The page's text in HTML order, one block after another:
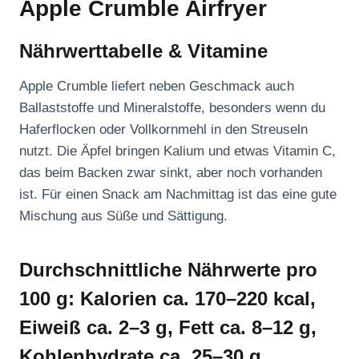
Apple Crumble Airfryer
Nährwerttabelle & Vitamine
Apple Crumble liefert neben Geschmack auch
Ballaststoffe und Mineralstoffe, besonders wenn du
Haferflocken oder Vollkornmehl in den Streuseln
nutzt. Die Äpfel bringen Kalium und etwas Vitamin C,
das beim Backen zwar sinkt, aber noch vorhanden
ist. Für einen Snack am Nachmittag ist das eine gute
Mischung aus Süße und Sättigung.
Durchschnittliche Nährwerte pro
100 g: Kalorien ca. 170–220 kcal,
Eiweiß ca. 2–3 g, Fett ca. 8–12 g,